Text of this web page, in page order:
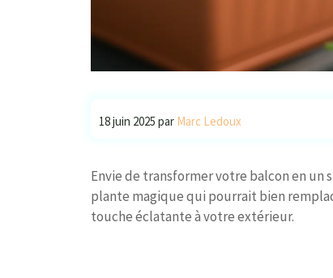
18 juin 2025 par Marc Ledoux
Envie de transformer votre balcon en un
plante magique qui pourrait bien
touche éclatante à votre extérieur.